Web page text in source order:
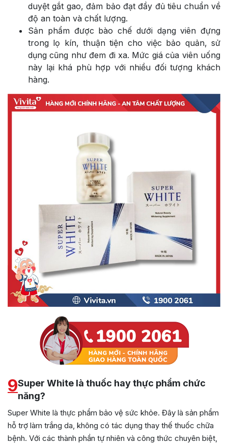
duyệt gắt gao, đảm bảo đạt đầy đủ tiêu chuẩn về
độ an toàn và chất lượng.
Sản phẩm được bào chế dưới dạng viên đựng
trong lọ kín, thuận tiện cho việc bảo quản, sử
dụng cũng như đem đi xa. Mức giá của viên uống
này lại khá phù hợp với nhiều đối tượng khách
hàng.
9Super White là thuốc hay thực phẩm chức
năng?
Super White là thực phẩm bảo vệ sức khỏe. Đây là sản phẩm
hỗ trợ làm trắng da, không có tác dụng thay thế thuốc chữa
bệnh. Với các thành phần tự nhiên và công thức chuyên biệt,